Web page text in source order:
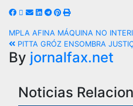
MPLA AFINA MÁQUINA NO
PITTA GRÓZ ENSOMBRA
By jornalfax.net
Noticias